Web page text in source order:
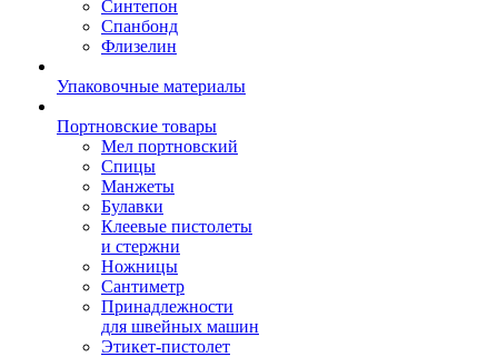
Синтепон
Спанбонд
Флизелин
Упаковочные материалы
Портновские товары
Мел портновский
Спицы
Манжеты
Булавки
Клеевые пистолеты
и стержни
Ножницы
Сантиметр
Принадлежности
для швейных машин
Этикет-пистолет